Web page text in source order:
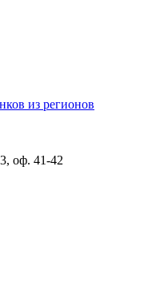
из регионов
оф. 41-42